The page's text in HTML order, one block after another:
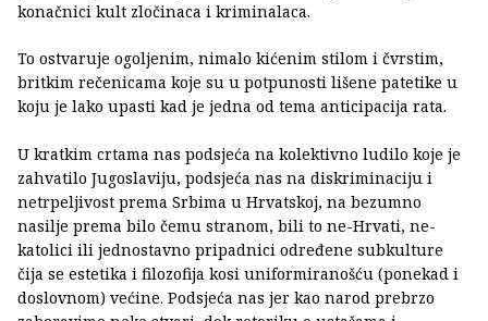
konačnici kult zločinaca i kriminalaca.
To ostvaruje ogoljenim, nimalo kićenim stilom i čvrstim,
britkim rečenicama koje su u potpunosti lišene patetike u
koju je lako upasti kad je jedna od tema anticipacija rata.
U kratkim crtama nas podsjeća na kolektivno ludilo koje je
zahvatilo Jugoslaviju, podsjeća nas na diskriminaciju i
netrpeljivost prema Srbima u Hrvatskoj, na bezumno
nasilje prema bilo čemu stranom, bili to ne-Hrvati, ne-
katolici ili jednostavno pripadnici određene subkulture
čija se estetika i filozofija kosi uniformiranošću (ponekad i
doslovnom) većine. Podsjeća nas jer kao narod prebrzo